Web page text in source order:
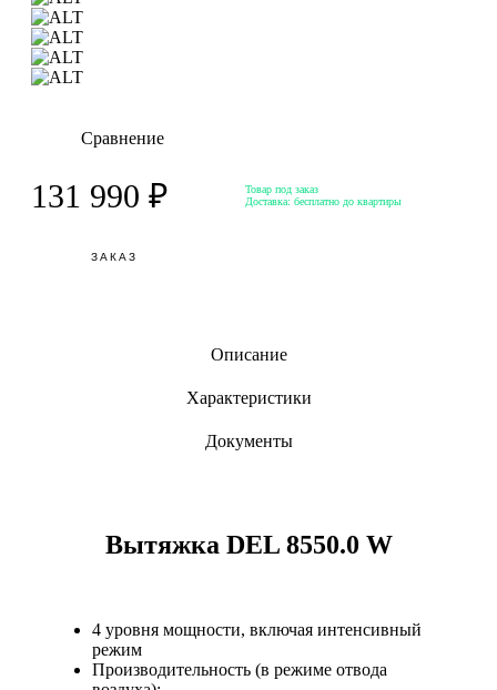
Сравнение
131 990 ₽
Товар под заказ
Доставка: бесплатно до квартиры
ЗАКАЗ
Описание
Характеристики
Документы
Вытяжка DEL 8550.0 W
4 уровня мощности, включая интенсивный
режим
Производительность (в режиме отвода